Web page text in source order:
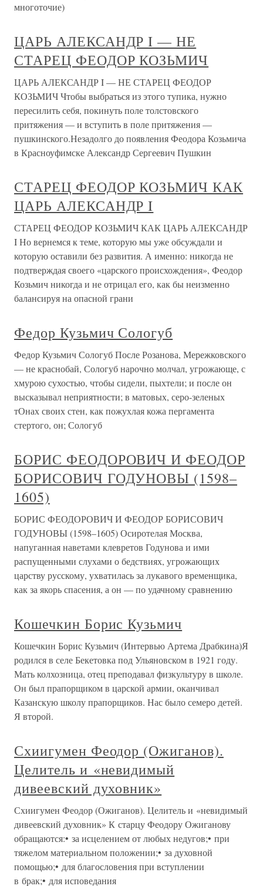
многоточие)
ЦАРЬ АЛЕКСАНДР I — НЕ
СТАРЕЦ ФЕОДОР КОЗЬМИЧ
ЦАРЬ АЛЕКСАНДР I — НЕ СТАРЕЦ ФЕОДОР
КОЗЬМИЧ Чтобы выбраться из этого тупика, нужно
пересилить себя, покинуть поле толстовского
притяжения — и вступить в поле притяжения —
пушкинского.Незадолго до появления Феодора Козьмича
в Красноуфимске Александр Сергеевич Пушкин
СТАРЕЦ ФЕОДОР КОЗЬМИЧ КАК
ЦАРЬ АЛЕКСАНДР I
СТАРЕЦ ФЕОДОР КОЗЬМИЧ КАК ЦАРЬ АЛЕКСАНДР
I Но вернемся к теме, которую мы уже обсуждали и
которую оставили без развития. А именно: никогда не
подтверждая своего «царского происхождения», Феодор
Козьмич никогда и не отрицал его, как бы неизменно
балансируя на опасной грани
Федор Кузьмич Сологуб
Федор Кузьмич Сологуб После Розанова, Мережковского
— не краснобай, Сологуб нарочно молчал, угрожающе, с
хмурою сухостью, чтобы сидели, пыхтели; и после он
высказывал неприятности; в матовых, серо-зеленых
тОнах своих стен, как пожухлая кожа пергамента
стертого, он; Сологуб
БОРИС ФЕОДОРОВИЧ И ФЕОДОР
БОРИСОВИЧ ГОДУНОВЫ (1598–
1605)
БОРИС ФЕОДОРОВИЧ И ФЕОДОР БОРИСОВИЧ
ГОДУНОВЫ (1598–1605) Осиротелая Москва,
напуганная наветами клевретов Годунова и ими
распущенными слухами о бедствиях, угрожающих
царству русскому, ухватилась за лукавого временщика,
как за якорь спасения, а он — по удачному сравнению
Кошечкин Борис Кузьмич
Кошечкин Борис Кузьмич (Интервью Артема Драбкина)Я
родился в селе Бекетовка под Ульяновском в 1921 году.
Мать колхозница, отец преподавал физкультуру в школе.
Он был прапорщиком в царской армии, оканчивал
Казанскую школу прапорщиков. Нас было семеро детей.
Я второй.
Схиигумен Феодор (Ожиганов).
Целитель и «невидимый
дивеевский духовник»
Схиигумен Феодор (Ожиганов). Целитель и «невидимый
дивеевский духовник» К старцу Феодору Ожиганову
обращаются:• за исцелением от любых недугов;• при
тяжелом материальном положении;• за духовной
помощью;• для благословения при вступлении
в брак;• для исповедания